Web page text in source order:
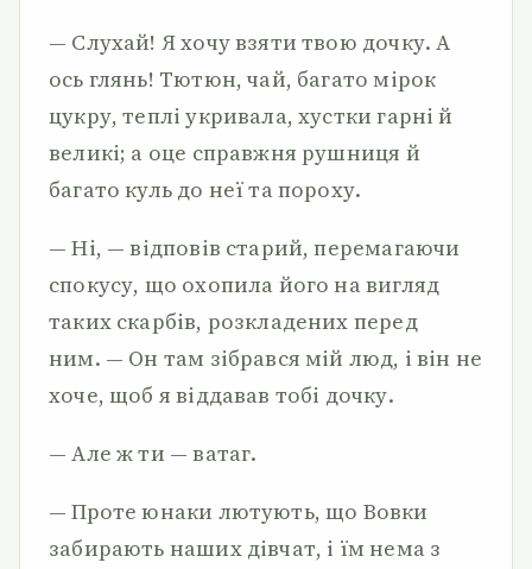
— Слухай! Я хочу взяти твою дочку. А
ось глянь! Тютюн, чай, багато мірок
цукру, теплі укривала, хустки гарні й
великі; а оце справжня рушниця й
багато куль до неї та пороху.
— Ні, — відповів старий, перемагаючи
спокусу, що охопила його на вигляд
таких скарбів, розкладених перед
ним. — Он там зібрався мій люд, і він не
хоче, щоб я віддавав тобі дочку.
— Але ж ти — ватаг.
— Проте юнаки лютують, що Вовки
забирають наших дівчат, і їм нема з